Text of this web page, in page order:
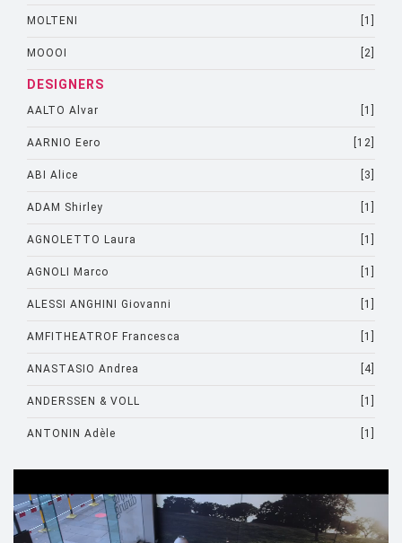
MOLTENI [1]
MOOOI [2]
DESIGNERS
AALTO Alvar [1]
AARNIO Eero [12]
ABI Alice [3]
ADAM Shirley [1]
AGNOLETTO Laura [1]
AGNOLI Marco [1]
ALESSI ANGHINI Giovanni [1]
AMFITHEATROF Francesca [1]
ANASTASIO Andrea [4]
ANDERSSEN & VOLL [1]
ANTONIN Adèle [1]
ARCHIRIVOLTO [1]
ASTI Sergio [1]